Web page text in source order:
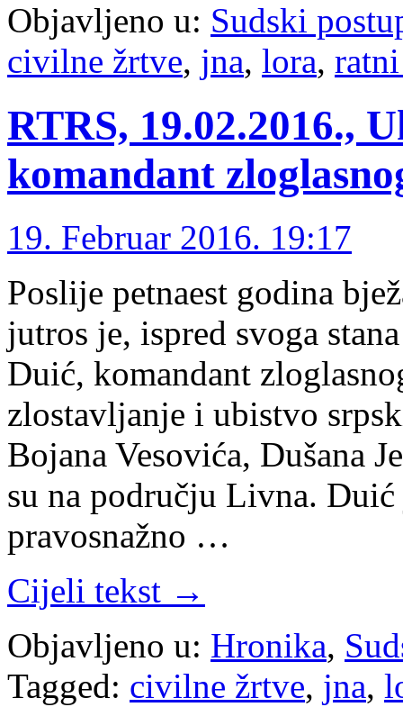
Objavljeno u: Sudski
civilne žrtve, jna, lora,
RTRS, 19.02.2016.,
komandant
19. Februar 2016. 19:17
Poslije petnaest godina
jutros je, ispred svoga
Duić, komandant
zlostavljanje i ubistvo
Bojana Vesovića, Dušana
su na području Livna.
pravosnažno …
Cijeli tekst →
Objavljeno u: Hronika,
Tagged: civilne žrtve, jna,